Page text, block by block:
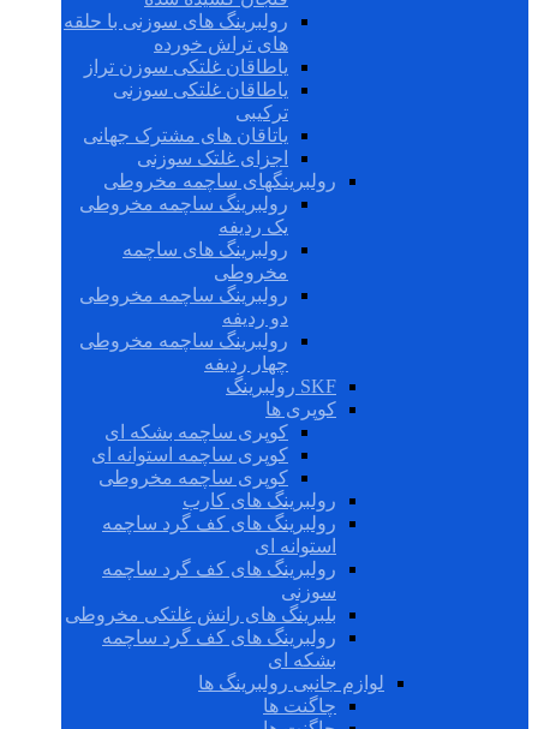
رولبرینگ های سوزنی با حلقه
های تراش خورده
یاطاقان غلتکی سوزن تراز
یاطاقان غلتکی سوزنی
ترکیبی
یاتاقان های مشترک جهانی
اجزای غلتک سوزنی
رولبرینگهای ساچمه مخروطی
رولبرینگ ساچمه مخروطی
یک ردیفه
رولبرینگ های ساچمه
مخروطی
رولبرینگ ساچمه مخروطی
دو ردیفه
رولبرینگ ساچمه مخروطی
چهار ردیفه
SKF رولبرینگ
کوپری ها
کوپری ساچمه بشکه ای
کوپری ساچمه استوانه ای
کوپری ساچمه مخروطی
رولبرینگ های کارب
رولبرینگ های کف گرد ساچمه
استوانه ای
رولبرینگ های کف گرد ساچمه
سوزنی
بلبرینگ های رانش غلتکی مخروطی
رولبرینگ های کف گرد ساچمه
بشکه ای
لوازم جانبی رولبرینگ ها
چاگنت ها